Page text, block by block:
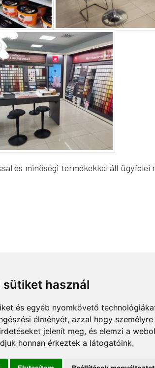
sütiket használ
és egyéb nyomkövető
élményét, azzal hogy
jelenít meg, és elemzi a
honnan érkeztek a látogatóink.
és minőségi termékekkel áll ügyfelei